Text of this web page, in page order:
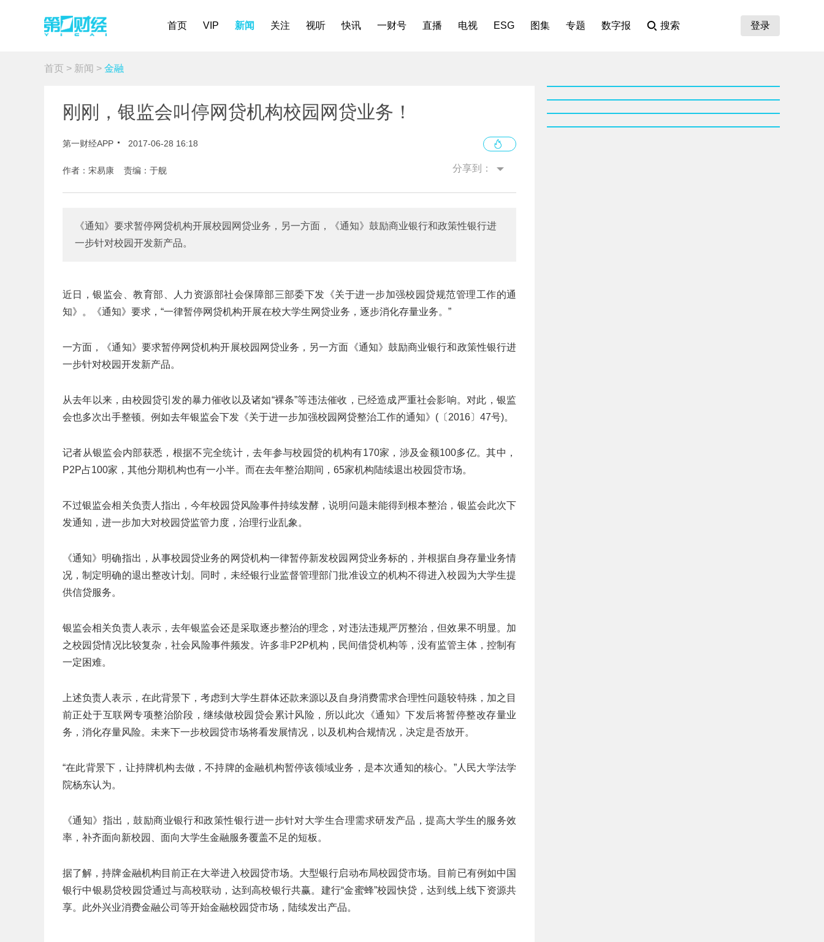
首页 VIP 新闻 关注 视听 快讯 一财号 直播 电视 ESG 图集 专题 数字报 搜索 登录
首页 > 新闻 > 金融
刚刚，银监会叫停网贷机构校园网贷业务！
第一财经APP 2017-06-28 16:18
作者：宋易康 责编：于舰 分享到：
《通知》要求暂停网贷机构开展校园网贷业务，另一方面，《通知》鼓励商业银行和政策性银行进
一步针对校园开发新产品。
近日，银监会、教育部、人力资源部社会保障部三部委下发《关于进一步加强校园贷规范管理工作的通
知》。《通知》要求，“一律暂停网贷机构开展在校大学生网贷业务，逐步消化存量业务。”
一方面，《通知》要求暂停网贷机构开展校园网贷业务，另一方面《通知》鼓励商业银行和政策性银行进
一步针对校园开发新产品。
从去年以来，由校园贷引发的暴力催收以及诸如“裸条”等违法催收，已经造成严重社会影响。对此，银监
会也多次出手整顿。例如去年银监会下发《关于进一步加强校园网贷整治工作的通知》(〔2016〕47号)。
记者从银监会内部获悉，根据不完全统计，去年参与校园贷的机构有170家，涉及金额100多亿。其中，
P2P占100家，其他分期机构也有一小半。而在去年整治期间，65家机构陆续退出校园贷市场。
不过银监会相关负责人指出，今年校园贷风险事件持续发酵，说明问题未能得到根本整治，银监会此次下
发通知，进一步加大对校园贷监管力度，治理行业乱象。
《通知》明确指出，从事校园贷业务的网贷机构一律暂停新发校园网贷业务标的，并根据自身存量业务情
况，制定明确的退出整改计划。同时，未经银行业监督管理部门批准设立的机构不得进入校园为大学生提
供信贷服务。
银监会相关负责人表示，去年银监会还是采取逐步整治的理念，对违法违规严厉整治，但效果不明显。加
之校园贷情况比较复杂，社会风险事件频发。许多非P2P机构，民间借贷机构等，没有监管主体，控制有
一定困难。
上述负责人表示，在此背景下，考虑到大学生群体还款来源以及自身消费需求合理性问题较特殊，加之目
前正处于互联网专项整治阶段，继续做校园贷会累计风险，所以此次《通知》下发后将暂停整改存量业
务，消化存量风险。未来下一步校园贷市场将看发展情况，以及机构合规情况，决定是否放开。
“在此背景下，让持牌机构去做，不持牌的金融机构暂停该领域业务，是本次通知的核心。”人民大学法学
院杨东认为。
《通知》指出，鼓励商业银行和政策性银行进一步针对大学生合理需求研发产品，提高大学生的服务效
率，补齐面向新校园、面向大学生金融服务覆盖不足的短板。
据了解，持牌金融机构目前正在大举进入校园贷市场。大型银行启动布局校园贷市场。目前已有例如中国
银行中银易贷校园贷通过与高校联动，达到高校银行共赢。建行“金蜜蜂”校园快贷，达到线上线下资源共
享。此外兴业消费金融公司等开始金融校园贷市场，陆续发出产品。